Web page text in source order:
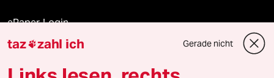
ePaper Login
Downloads für Abonnierende
taz zahl ich Gerade nicht